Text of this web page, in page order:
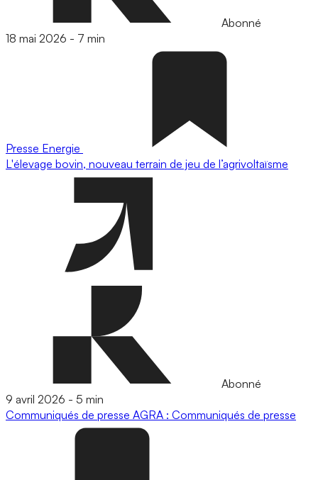
Abonné
18 mai 2026 - 7 min
Presse Energie
L'élevage bovin, nouveau terrain de jeu de l’agrivoltaïsme
Abonné
9 avril 2026 - 5 min
Communiqués de presse AGRA : Communiqués de presse